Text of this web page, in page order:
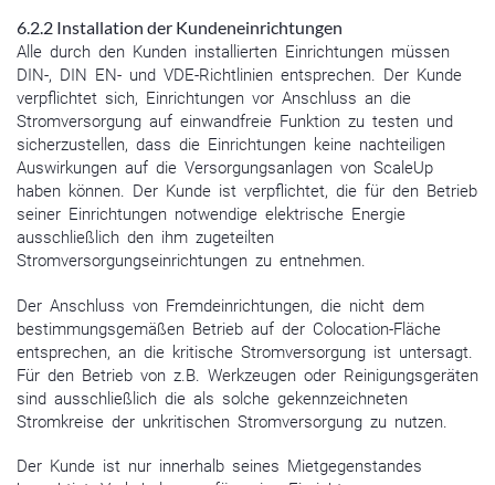
6.2.2 Installation der Kundeneinrichtungen
Alle durch den Kunden installierten Einrichtungen müssen
DIN-, DIN EN- und VDE-Richtlinien entsprechen. Der Kunde
verpflichtet sich, Einrichtungen vor Anschluss an die
Stromversorgung auf einwandfreie Funktion zu testen und
sicherzustellen, dass die Einrichtungen keine nachteiligen
Auswirkungen auf die Versorgungsanlagen von ScaleUp
haben können. Der Kunde ist verpflichtet, die für den Betrieb
seiner Einrichtungen notwendige elektrische Energie
ausschließlich den ihm zugeteilten
Stromversorgungseinrichtungen zu entnehmen.
Der Anschluss von Fremdeinrichtungen, die nicht dem
bestimmungsgemäßen Betrieb auf der Colocation-Fläche
entsprechen, an die kritische Stromversorgung ist untersagt.
Für den Betrieb von z.B. Werkzeugen oder Reinigungsgeräten
sind ausschließlich die als solche gekennzeichneten
Stromkreise der unkritischen Stromversorgung zu nutzen.
Der Kunde ist nur innerhalb seines Mietgegenstandes